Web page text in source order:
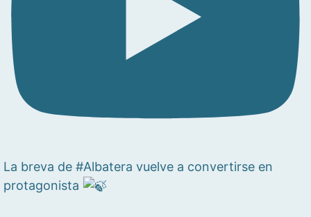
La breva de #Albatera vuelve a convertirse en
protagonista